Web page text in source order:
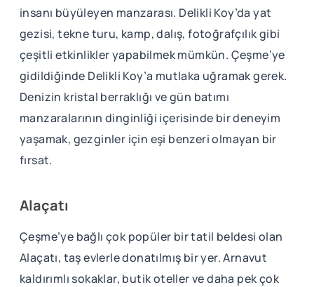
insanı büyüleyen manzarası. Delikli Koy’da yat
gezisi, tekne turu, kamp, dalış, fotoğrafçılık gibi
çeşitli etkinlikler yapabilmek mümkün. Çeşme’ye
gidildiğinde Delikli Koy’a mutlaka uğramak gerek.
Denizin kristal berraklığı ve gün batımı
manzaralarının dinginliği içerisinde bir deneyim
yaşamak, gezginler için eşi benzeri olmayan bir
fırsat.
Alaçatı
Çeşme’ye bağlı çok popüler bir tatil beldesi olan
Alaçatı, taş evlerle donatılmış bir yer. Arnavut
kaldırımlı sokaklar, butik oteller ve daha pek çok